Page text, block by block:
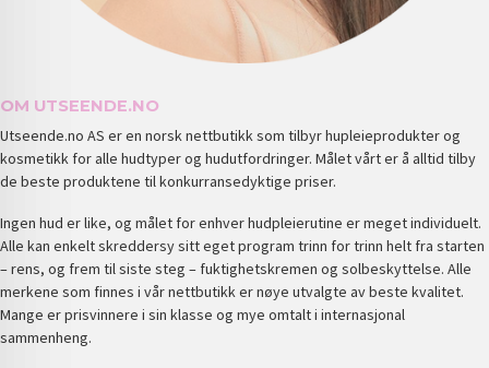
OM UTSEENDE.NO
Utseende.no AS er en norsk nettbutikk som tilbyr hupleieprodukter og
kosmetikk for alle hudtyper og hudutfordringer. Målet vårt er å alltid tilby
de beste produktene til konkurransedyktige priser.
Ingen hud er like, og målet for enhver hudpleierutine er meget individuelt.
Alle kan enkelt skreddersy sitt eget program trinn for trinn helt fra starten
– rens, og frem til siste steg – fuktighetskremen og solbeskyttelse. Alle
merkene som finnes i vår nettbutikk er nøye utvalgte av beste kvalitet.
Mange er prisvinnere i sin klasse og mye omtalt i internasjonal
sammenheng.